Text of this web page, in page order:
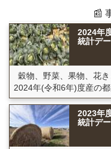
📰
2024年
統計デ
穀物、野菜、果物、花
2024年(令和6年)度産の都
2023年
統計デ